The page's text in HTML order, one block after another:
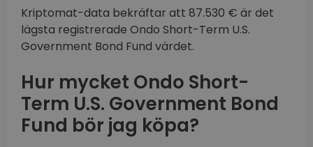
Kriptomat-data bekräftar att 87.530 € är det
lägsta registrerade Ondo Short-Term U.S.
Government Bond Fund värdet.
Hur mycket Ondo Short-
Term U.S. Government Bond
Fund bör jag köpa?